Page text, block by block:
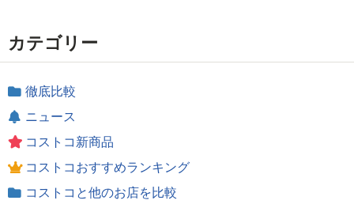
カテゴリー
徹底比較
ニュース
コストコ新商品
コストコおすすめランキング
コストコと他のお店を比較